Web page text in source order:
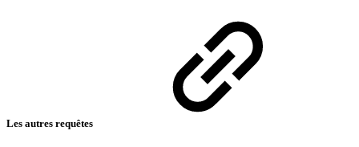
Les autres requêtes